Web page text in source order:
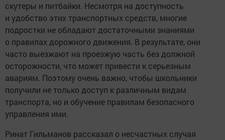
скутеры и питбайки. Несмотря на доступность
и удобство этих транспортных средств, многие
подростки не обладают достаточными знаниями
о правилах дорожного движения. В результате, они
часто выезжают на проезжую часть без должной
осторожности, что может привести к серьезным
авариям. Поэтому очень важно, чтобы школьники
получили не только доступ к различным видам
транспорта, но и обучение правилам безопасного
управления ими.
Ринат Гильманов рассказал о несчастных случая